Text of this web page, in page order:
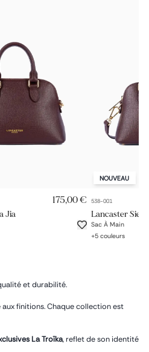
175,00 €
Jia
NOUVEAU
538-001
Lancaster
Sac À Main
+5 couleurs
et durabilité.
finitions. Chaque collection est
La Troïka, reflet de son identité